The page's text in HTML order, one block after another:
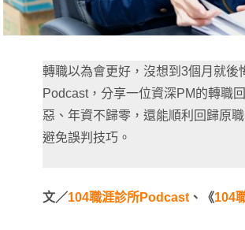
轉職以為會更好，沒想到3個月就
Podcast，分享一位資深PM的轉職
惡、年資不歸零，還能順利回歸原
避免誤判技巧。
文／104職涯診所Podcast 、《104